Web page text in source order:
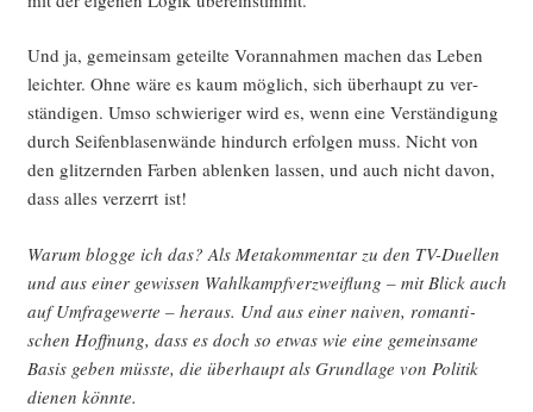
Und ja, gemein­sam geteil­te Vor­an­nah­men machen das Leben
leich­ter. Ohne wäre es kaum mög­lich, sich über­haupt zu ver­
stän­di­gen. Umso schwie­ri­ger wird es, wenn eine Ver­stän­di­gung
durch Sei­fen­bla­sen­wän­de hin­durch erfol­gen muss. Nicht von
den glit­zern­den Far­ben ablen­ken las­sen, und auch nicht davon,
dass alles ver­zerrt ist!
War­um blog­ge ich das? Als Meta­kom­men­tar zu den TV-Duel­len
und aus einer gewis­sen Wahl­kampf­ver­zweif­lung – mit Blick auch
auf Umfra­ge­wer­te – her­aus. Und aus einer nai­ven, roman­ti­
schen Hoff­nung, dass es doch so etwas wie eine gemein­sa­me
Basis geben müss­te, die über­haupt als Grund­la­ge von Poli­tik
die­nen könnte.